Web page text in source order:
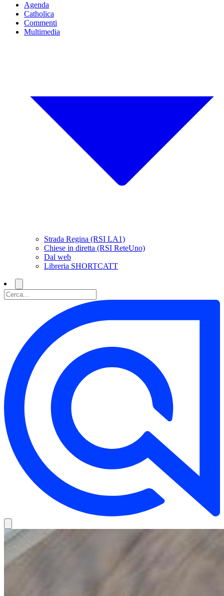
Agenda
Catholica
Commenti
Multimedia
Strada Regina (RSI LA1)
Chiese in diretta (RSI ReteUno)
Dal web
Libreria SHORTCATT